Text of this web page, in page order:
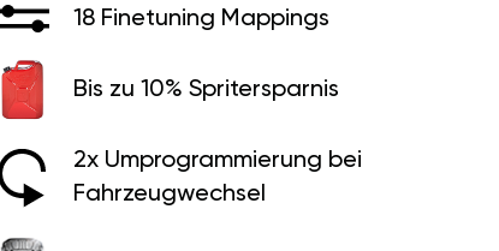
18 Finetuning Mappings
Bis zu 10% Spritersparnis
2x Umprogrammierung bei
Fahrzeugwechsel